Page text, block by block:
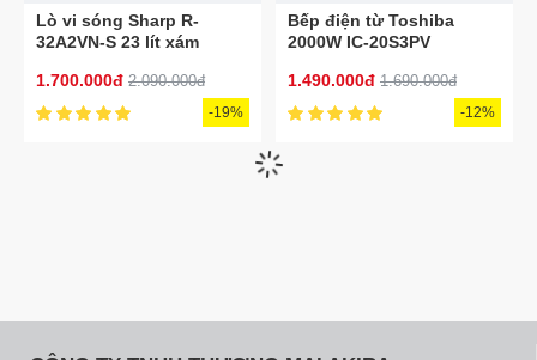
Lò vi sóng Sharp R-
32A2VN-S 23 lít xám
1.700.000đ 2.090.000đ
-19%
Bếp điện từ Toshiba
2000W IC-20S3PV
1.490.000đ 1.690.000đ
-12%